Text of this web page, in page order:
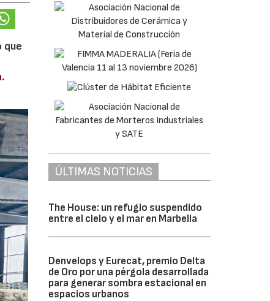
que
.
ÚLTIMAS NOTICIAS
The House: un refugio suspendido
entre el cielo y el mar en Marbella
Denvelops y Eurecat, premio Delta
de Oro por una pérgola desarrollada
para generar sombra estacional en
espacios urbanos